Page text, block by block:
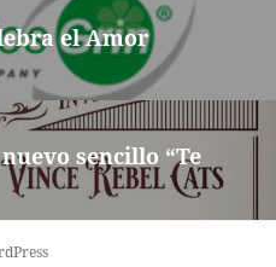
el Amor
sencillo “Te